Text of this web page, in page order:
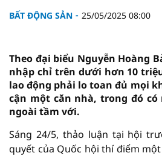
BẤT ĐỘNG SẢN 25/05/2025 08:00
Theo đại biểu Nguyễn Hoàng
nhập chỉ trên dưới hơn 10
lao động phải lo toan đủ mọi
cận một căn nhà, trong đó
ngoài tầm với.
Sáng 24/5, thảo luận tại hội
quyết của Quốc hội thí điểm